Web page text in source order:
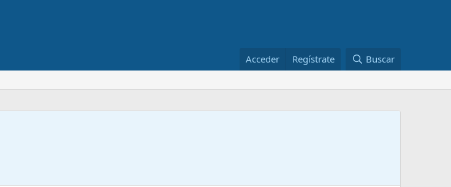
Acceder Regístrate Buscar